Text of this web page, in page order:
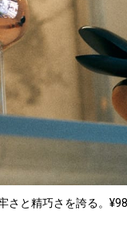
さと精巧さを誇る。